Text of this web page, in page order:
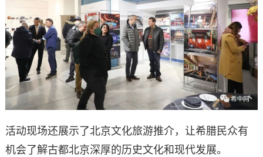
活动现场还展示了北京文化旅游推介，让希腊民众有
机会了解古都北京深厚的历史文化和现代发展。